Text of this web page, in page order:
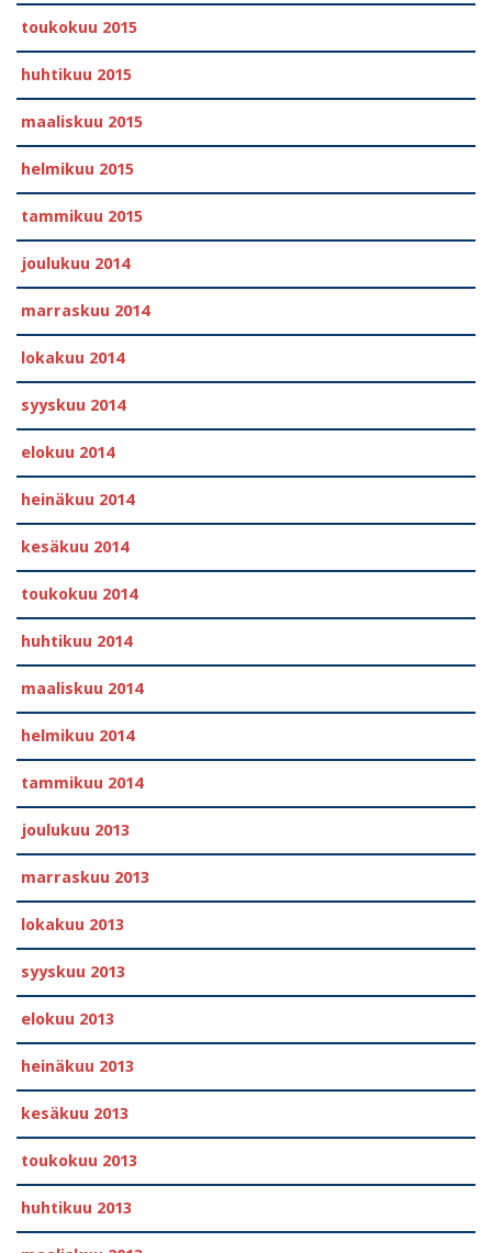
toukokuu 2015
huhtikuu 2015
maaliskuu 2015
helmikuu 2015
tammikuu 2015
joulukuu 2014
marraskuu 2014
lokakuu 2014
syyskuu 2014
elokuu 2014
heinäkuu 2014
kesäkuu 2014
toukokuu 2014
huhtikuu 2014
maaliskuu 2014
helmikuu 2014
tammikuu 2014
joulukuu 2013
marraskuu 2013
lokakuu 2013
syyskuu 2013
elokuu 2013
heinäkuu 2013
kesäkuu 2013
toukokuu 2013
huhtikuu 2013